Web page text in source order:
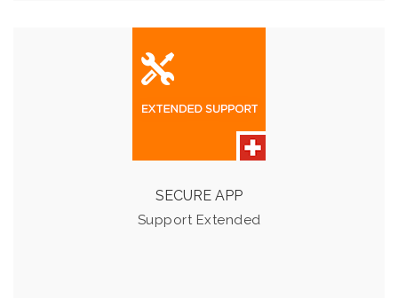
SECURE APP
Support Extended
Erweitern Sie den Support für Notfälle, welcher von MO
bis SO von 07:00 - 19:00 Uhr zur Verfügung steht